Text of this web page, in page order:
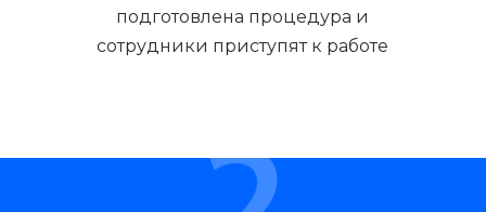
подготовлена процедура и
сотрудники приступят к работе